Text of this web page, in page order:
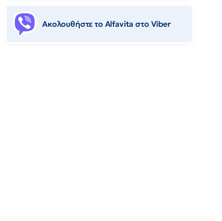
Ακολουθήστε το Αlfavita στο Viber